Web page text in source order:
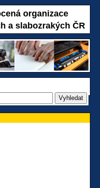
organizace
a slabozrakých ČR